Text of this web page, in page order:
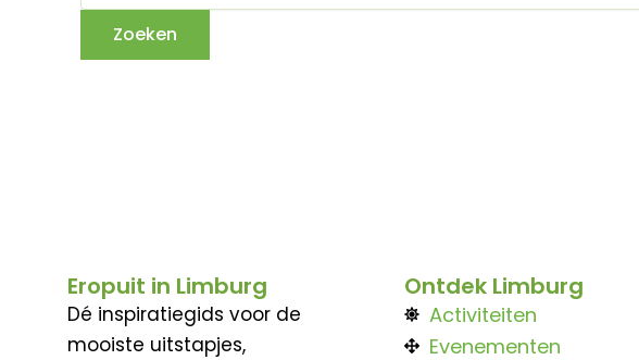
Eropuit in Limburg
Dé inspiratiegids voor de
mooiste uitstapjes,
Ontdek Limburg
Activiteiten
Evenementen